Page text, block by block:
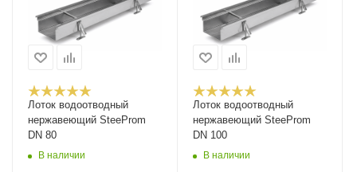
Лоток водоотводный
нержавеющий SteeProm
DN 80
В наличии
Лоток водоотводный
нержавеющий SteeProm
DN 100
В наличии